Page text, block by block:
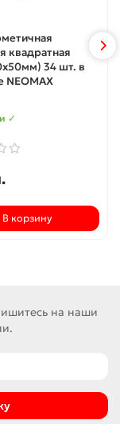
квадратная
34 шт. в
NEOMAX
✓
В корзину
на наши